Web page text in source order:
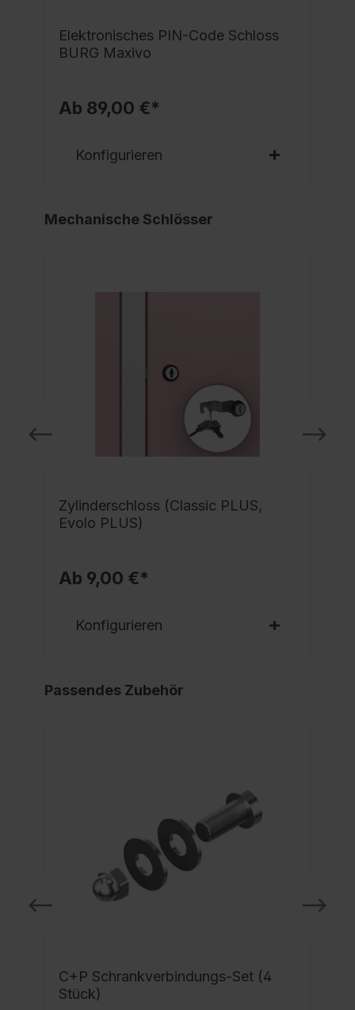
Elektronisches PIN-Code Schloss
BURG Maxivo
Ab 89,00 €*
Konfigurieren
Mechanische Schlösser
Zylinderschloss (Classic PLUS,
Evolo PLUS)
Ab 9,00 €*
Konfigurieren
Passendes Zubehör
C+P Schrankverbindungs-Set (4
Stück)